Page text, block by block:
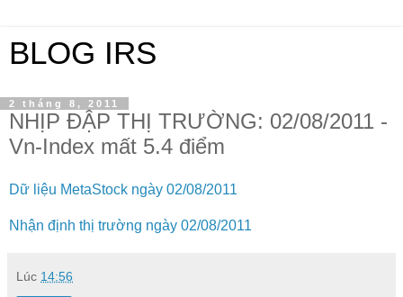
BLOG IRS
2 tháng 8, 2011
NHỊP ĐẬP THỊ TRƯỜNG: 02/08/2011 -
Vn-Index mất 5.4 điểm
Dữ liệu MetaStock ngày 02/08/2011
Nhận định thị trường ngày 02/08/2011
Lúc 14:56